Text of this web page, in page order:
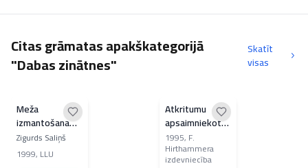
Citas grāmatas apakškategorijā
"Dabas zinātnes"
Skatīt
visas
Meža
izmantošana
Latvijā
Zigurds Saliņš
1999, LLU
Atkritumu
apsaimniekotāja
rokasgrāmata
1995, F.
Hirthammera
izdevniecība